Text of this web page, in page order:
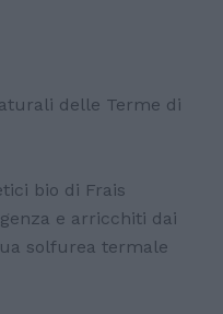
delle Terme di
bio di Frais
e arricchiti dai
solfurea termale